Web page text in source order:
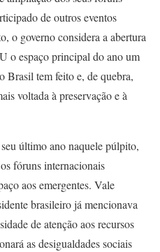
de outros eventos
o governo considera a abertura
o espaço principal do ano um
Brasil tem feito e, de quebra,
voltada à preservação e à
último ano naquele púlpito,
fóruns internacionais
aos emergentes. Vale
brasileiro já mencionava
de atenção aos recursos
as desigualdades sociais